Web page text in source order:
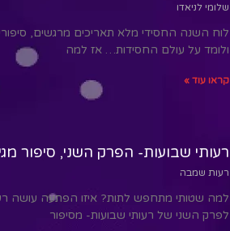
שלומי לניאדו
לוח השנה החסידי מלא תאריכים מרגשים,
ולומד על עולם החסידות… אז למה
קראו עוד »
רעותי שבועות- הפרק השני, סיפור
רעות שמבה
למה שטותי מתחפש לתות? איזו הפתעה עושה
לפרק השני של רעותי שבועות- מסיפור